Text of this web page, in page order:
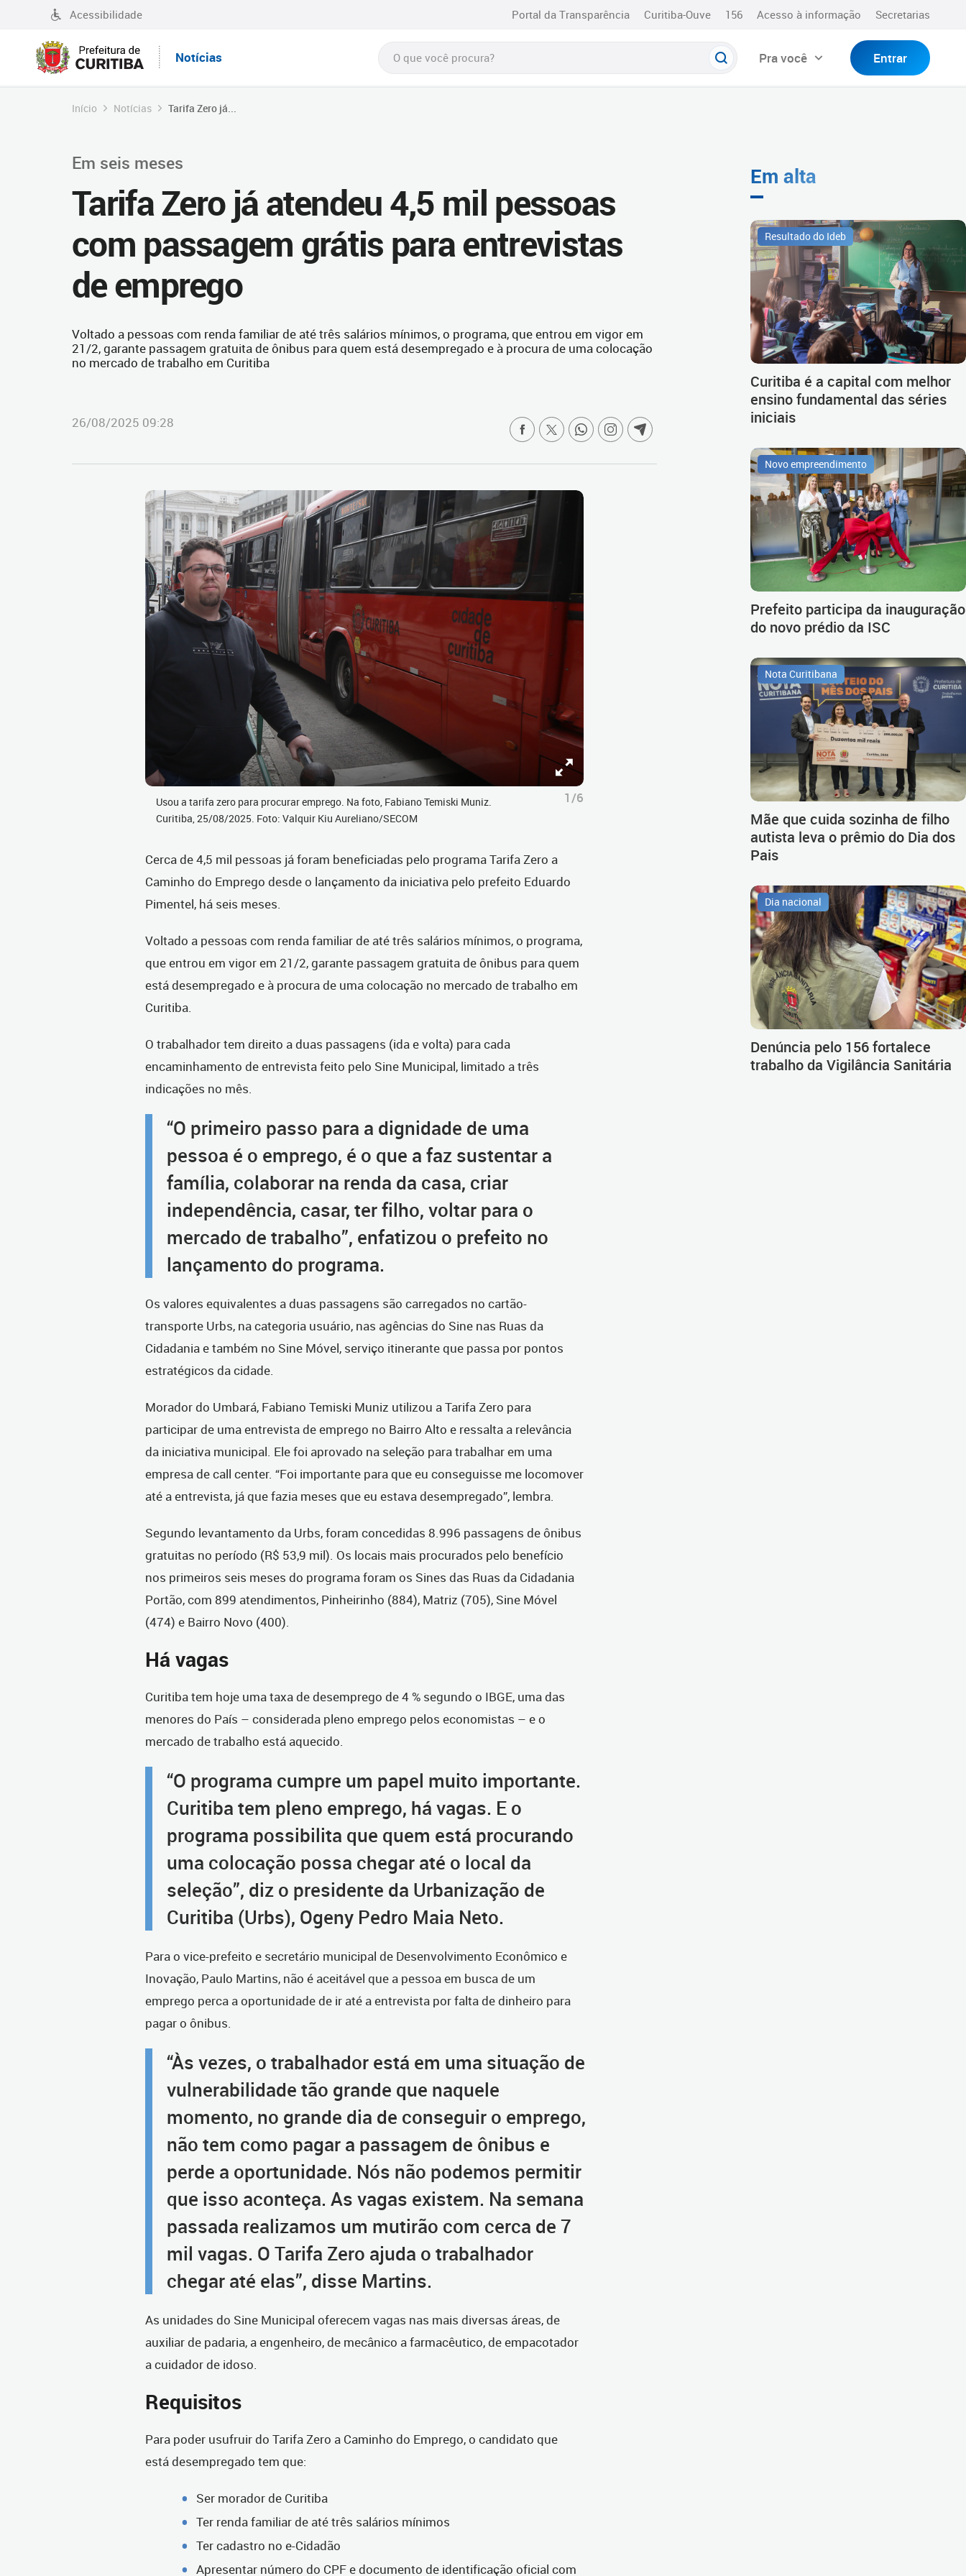
Acessibilidade Portal da Transparência Curitiba-Ouve 156 Acesso à informação Secretarias
Notícias Pra você Entrar
Início Notícias Tarifa Zero já...
Em seis meses
Tarifa Zero já atendeu 4,5 mil pessoas
com passagem grátis para entrevistas
de emprego
Voltado a pessoas com renda familiar de até três salários mínimos, o programa, que entrou em vigor em
21/2, garante passagem gratuita de ônibus para quem está desempregado e à procura de uma colocação
no mercado de trabalho em Curitiba
26/08/2025 09:28
Usou a tarifa zero para procurar emprego. Na foto, Fabiano Temiski Muniz.
Curitiba, 25/08/2025. Foto: Valquir Kiu Aureliano/SECOM
1/6
Cerca de 4,5 mil pessoas já foram beneficiadas pelo programa Tarifa Zero a
Caminho do Emprego desde o lançamento da iniciativa pelo prefeito Eduardo
Pimentel, há seis meses.
Voltado a pessoas com renda familiar de até três salários mínimos, o programa,
que entrou em vigor em 21/2, garante passagem gratuita de ônibus para quem
está desempregado e à procura de uma colocação no mercado de trabalho em
Curitiba.
O trabalhador tem direito a duas passagens (ida e volta) para cada
encaminhamento de entrevista feito pelo Sine Municipal, limitado a três
indicações no mês.
“O primeiro passo para a dignidade de uma
pessoa é o emprego, é o que a faz sustentar a
família, colaborar na renda da casa, criar
independência, casar, ter filho, voltar para o
mercado de trabalho”, enfatizou o prefeito no
lançamento do programa.
Os valores equivalentes a duas passagens são carregados no cartão-
transporte Urbs, na categoria usuário, nas agências do Sine nas Ruas da
Cidadania e também no Sine Móvel, serviço itinerante que passa por pontos
estratégicos da cidade.
Morador do Umbará, Fabiano Temiski Muniz utilizou a Tarifa Zero para
participar de uma entrevista de emprego no Bairro Alto e ressalta a relevância
da iniciativa municipal. Ele foi aprovado na seleção para trabalhar em uma
empresa de call center. “Foi importante para que eu conseguisse me locomover
até a entrevista, já que fazia meses que eu estava desempregado”, lembra.
Segundo levantamento da Urbs, foram concedidas 8.996 passagens de ônibus
gratuitas no período (R$ 53,9 mil). Os locais mais procurados pelo benefício
nos primeiros seis meses do programa foram os Sines das Ruas da Cidadania
Portão, com 899 atendimentos, Pinheirinho (884), Matriz (705), Sine Móvel
(474) e Bairro Novo (400).
Há vagas
Curitiba tem hoje uma taxa de desemprego de 4 % segundo o IBGE, uma das
menores do País – considerada pleno emprego pelos economistas – e o
mercado de trabalho está aquecido.
“O programa cumpre um papel muito importante.
Curitiba tem pleno emprego, há vagas. E o
programa possibilita que quem está procurando
uma colocação possa chegar até o local da
seleção”, diz o presidente da Urbanização de
Curitiba (Urbs), Ogeny Pedro Maia Neto.
Para o vice-prefeito e secretário municipal de Desenvolvimento Econômico e
Inovação, Paulo Martins, não é aceitável que a pessoa em busca de um
emprego perca a oportunidade de ir até a entrevista por falta de dinheiro para
pagar o ônibus.
“Às vezes, o trabalhador está em uma situação de
vulnerabilidade tão grande que naquele
momento, no grande dia de conseguir o emprego,
não tem como pagar a passagem de ônibus e
perde a oportunidade. Nós não podemos permitir
que isso aconteça. As vagas existem. Na semana
passada realizamos um mutirão com cerca de 7
mil vagas. O Tarifa Zero ajuda o trabalhador
chegar até elas”, disse Martins.
As unidades do Sine Municipal oferecem vagas nas mais diversas áreas, de
auxiliar de padaria, a engenheiro, de mecânico a farmacêutico, de empacotador
a cuidador de idoso.
Requisitos
Para poder usufruir do Tarifa Zero a Caminho do Emprego, o candidato que
está desempregado tem que:
Ser morador de Curitiba
Ter renda familiar de até três salários mínimos
Ter cadastro no e-Cidadão
Apresentar número do CPF e documento de identificação oficial com
Em alta
Resultado do Ideb
Curitiba é a capital com melhor
ensino fundamental das séries
iniciais
Novo empreendimento
Prefeito participa da inauguração
do novo prédio da ISC
Nota Curitibana
Mãe que cuida sozinha de filho
autista leva o prêmio do Dia dos
Pais
Dia nacional
Denúncia pelo 156 fortalece
trabalho da Vigilância Sanitária